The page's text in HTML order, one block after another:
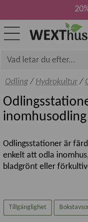
Odling/ Hydrokultur/
inomhusodling
Odlingsstationer är
enkelt att odla
bladgrönt eller
skapa en kontrollerad
Här hittar du vårt
Tillgänglighet